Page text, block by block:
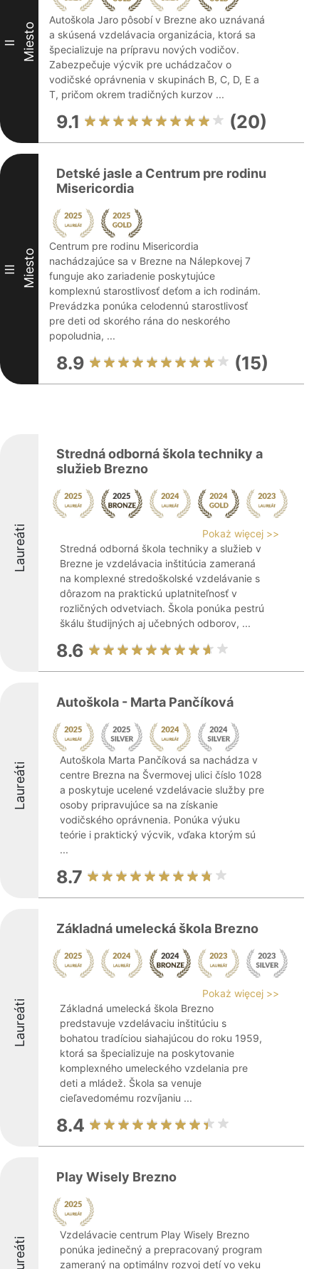
II Miesto
Autoškola Jaro pôsobí v Brezne ako uznávaná
a skúsená vzdelávacia organizácia, ktorá sa
špecializuje na prípravu nových vodičov.
Zabezpečuje výcvik pre uchádzačov o
vodičské oprávnenia v skupinách B, C, D, E a
T, pričom okrem tradičných kurzov ...
9.1 (20)
III Miesto
Detské jasle a Centrum pre rodinu
Misericordia
Centrum pre rodinu Misericordia
nachádzajúce sa v Brezne na Nálepkovej 7
funguje ako zariadenie poskytujúce
komplexnú starostlivosť deťom a ich rodinám.
Prevádzka ponúka celodennú starostlivosť
pre deti od skorého rána do neskorého
popoludnia, ...
8.9 (15)
Laureáti
Stredná odborná škola techniky a
služieb Brezno
Pokaż więcej >>
Stredná odborná škola techniky a služieb v
Brezne je vzdelávacia inštitúcia zameraná
na komplexné stredoškolské vzdelávanie s
dôrazom na praktickú uplatniteľnosť v
rozličných odvetviach. Škola ponúka pestrú
škálu študijných aj učebných odborov, ...
8.6
Laureáti
Autoškola - Marta Pančíková
Autoškola Marta Pančíková sa nachádza v
centre Brezna na Švermovej ulici číslo 1028
a poskytuje ucelené vzdelávacie služby pre
osoby pripravujúce sa na získanie
vodičského oprávnenia. Ponúka výuku
teórie i praktický výcvik, vďaka ktorým sú
...
8.7
Laureáti
Základná umelecká škola Brezno
Pokaż więcej >>
Základná umelecká škola Brezno
predstavuje vzdelávaciu inštitúciu s
bohatou tradíciou siahajúcou do roku 1959,
ktorá sa špecializuje na poskytovanie
komplexného umeleckého vzdelania pre
deti a mládež. Škola sa venuje
cieľavedomému rozvíjaniu ...
8.4
Play Wisely Brezno
Vzdelávacie centrum Play Wisely Brezno
ponúka jedinečný a prepracovaný program
zameraný na optimálny rozvoj detí vo veku